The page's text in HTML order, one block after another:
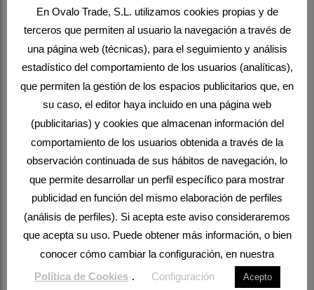
Seleccione su opción preferida(*)
1 AÑO 2 AÑOS 5 AÑOS
Matrícula 400€ 400€ 400€
CUOTA 1.199€ 1.919€ 4.195€
IVA (21%) 335,79€ 486,99€ 964,95€
En Ovalo Trade, S.L. utilizamos cookies propias y de
terceros que permiten al usuario la navegación a través de
una página web (técnicas), para el seguimiento y análisis
estadístico del comportamiento de los usuarios (analíticas),
que permiten la gestión de los espacios publicitarios que, en
su caso, el editor haya incluido en una página web
(publicitarias) y cookies que almacenan información del
comportamiento de los usuarios obtenida a través de la
observación continuada de sus hábitos de navegación, lo
que permite desarrollar un perfil específico para mostrar
publicidad en función del mismo elaboración de perfiles
(análisis de perfiles). Si acepta este aviso consideraremos
que acepta su uso. Puede obtener más información, o bien
conocer cómo cambiar la configuración, en nuestra
Política de Cookies . Configuración Acepto